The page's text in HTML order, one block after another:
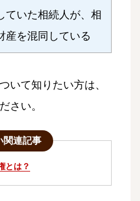
ていた相続人が、相
産を混同している
いて知りたい方は、
さい。
関連記事
とは？